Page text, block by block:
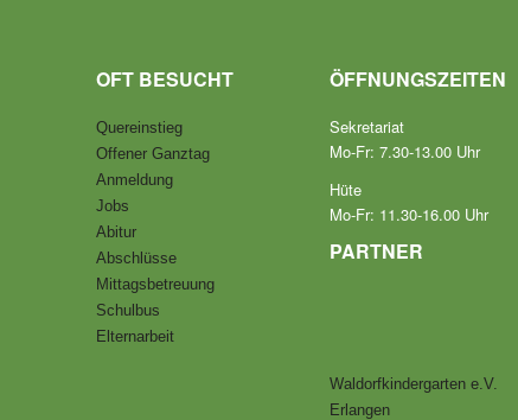
OFT BESUCHT
Quereinstieg
Offener Ganztag
Anmeldung
Jobs
Abitur
Abschlüsse
Mittagsbetreuung
Schulbus
Elternarbeit
ÖFFNUNGSZEITEN
Sekretariat
Mo-Fr: 7.30-13.00 Uhr
Hüte
Mo-Fr: 11.30-16.00 Uhr
PARTNER
Waldorfkindergarten e.V.
Erlangen